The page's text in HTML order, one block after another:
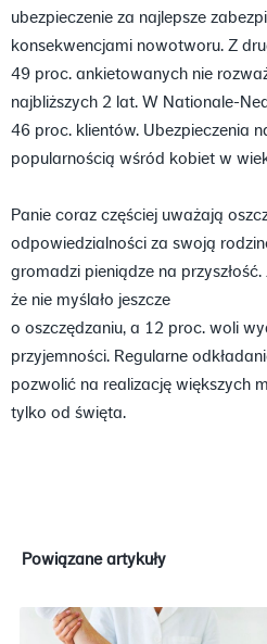
ubezpieczenie za najlepsze
konsekwencjami nowotworu. Z
49 proc. ankietowanych nie
najbliższych 2 lat. W Nationale-
46 proc. klientów. Ubezpieczenia
popularnością wśród kobiet w
Panie coraz częściej uważają
odpowiedzialności za swoją
gromadzi pieniądze na
że nie myślało jeszcze
o oszczędzaniu, a 12 proc. woli
przyjemności. Regularne
pozwolić na realizację większych
tylko od święta.
Powiązane artykuły